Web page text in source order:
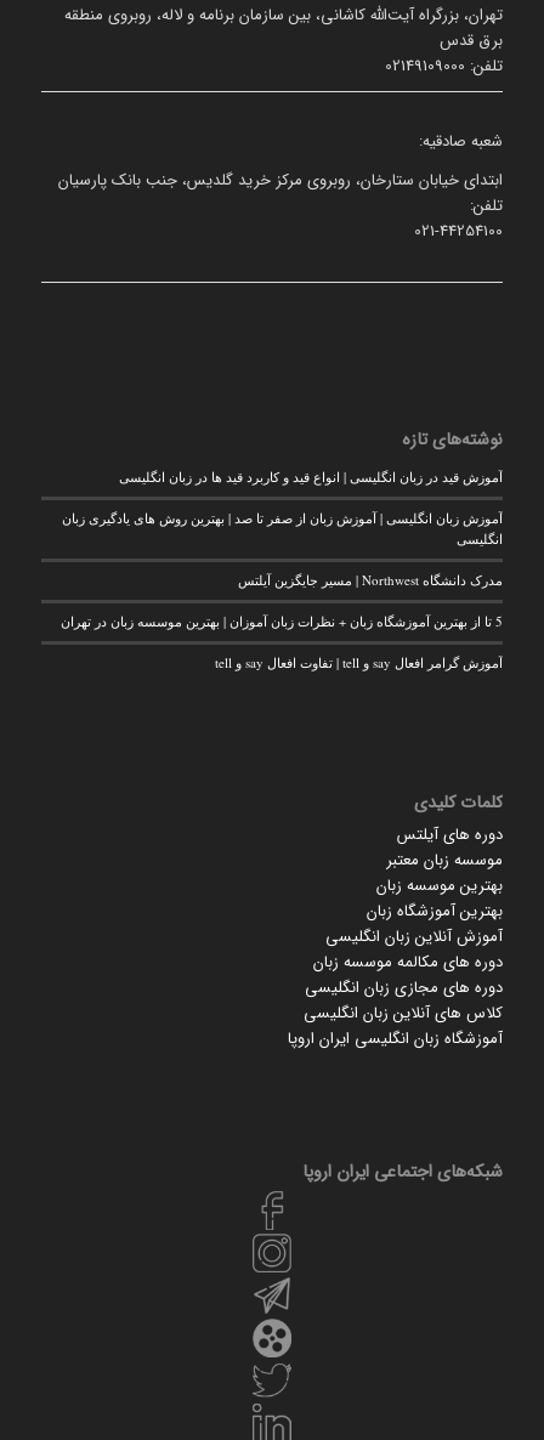
تهران، بزرگراه آیت‌الله کاشانی، بین سازمان برنامه و لاله، روبروی منطقه
برق قدس
تلفن: 02149109000
شعبه صادقیه:
ابتدای خیابان ستارخان، روبروی مرکز خرید گلدیس، جنب بانک پارسیان
تلفن:
021-44254100
نوشته‌های تازه
آموزش قید در زبان انگلیسی | انواع قید و کاربرد قید ها در زبان انگلیسی
آموزش زبان انگلیسی | آموزش زبان از صفر تا صد | بهترین روش های یادگیری زبان
انگلیسی
مدرک دانشگاه Northwest | مسیر جایگزین آیلتس
5 تا از بهترین آموزشگاه زبان + نظرات زبان آموزان | بهترین موسسه زبان در تهران
آموزش گرامر افعال say و tell | تفاوت افعال say و tell
کلمات کلیدی
دوره های آیلتس
موسسه زبان معتبر
بهترین موسسه زبان
بهترین آموزشگاه زبان
آموزش آنلاین زبان انگلیسی
دوره های مکالمه موسسه زبان
دوره های مجازی زبان انگلیسی
کلاس های آنلاین زبان انگلیسی
آموزشگاه زبان انگلیسی ایران اروپا
شبکه‌های اجتماعی ایران‌ اروپا